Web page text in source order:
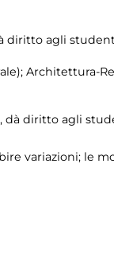
diritto agli
Architettura-
dà diritto agli
variazioni; le